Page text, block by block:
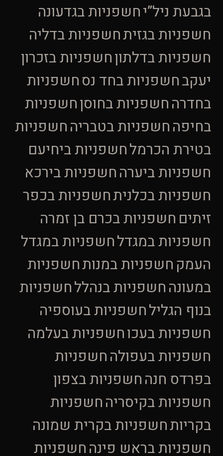
בגבעת ניל”יחשפניות בגדעונה
חשפניות בגזיתחשפניות בדליה
חשפניות בדלתוןחשפניות בזכרון
יעקבחשפניות בחד נסחשפניות
בחדרהחשפניות בחוסןחשפניות
בחיפהחשפניות בטבריהחשפניות
בטירת הכרמלחשפניות ביחיעם
חשפניות ביערהחשפניות בירכא
חשפניות בכלניתחשפניות בכפר
זיתים חשפניות בכרם בן זמרה
חשפניות במגדלחשפניות במגדל
העמקחשפניות במנותחשפניות
במעונהחשפניות בנהללחשפניות
בנוף הגלילחשפניות בעוספיה
חשפניות בעכוחשפניות בעלמה
חשפניות בעפולהחשפניות
בפרדס חנהחשפניות בצפון
חשפניות בקיסריהחשפניות
בקריותחשפניות בקרית שמונה
חשפניות בראש פינהחשפניות